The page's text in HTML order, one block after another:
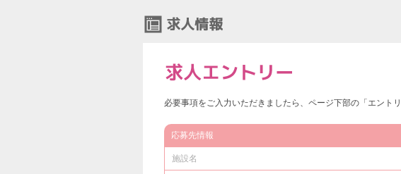
必要事項をご入力いただきましたら、ページ下部の「エント
応募先情報
施設名